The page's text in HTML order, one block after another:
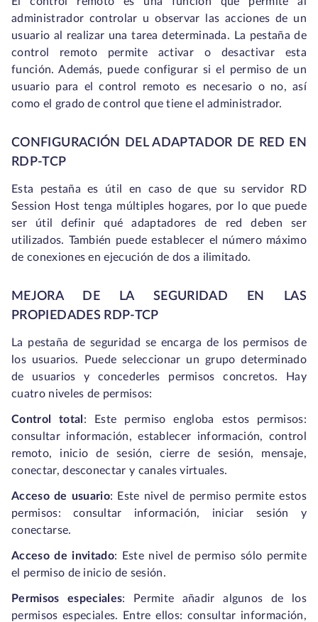
administrador controlar u observar las acciones de un
usuario al realizar una tarea determinada. La pestaña de
control remoto permite activar o desactivar esta
función. Además, puede configurar si el permiso de un
usuario para el control remoto es necesario o no, así
como el grado de control que tiene el administrador.
CONFIGURACIÓN DEL ADAPTADOR DE RED EN
RDP-TCP
Esta pestaña es útil en caso de que su servidor RD
Session Host tenga múltiples hogares, por lo que puede
ser útil definir qué adaptadores de red deben ser
utilizados. También puede establecer el número máximo
de conexiones en ejecución de dos a ilimitado.
MEJORA DE LA SEGURIDAD EN LAS
PROPIEDADES RDP-TCP
La pestaña de seguridad se encarga de los permisos de
los usuarios. Puede seleccionar un grupo determinado
de usuarios y concederles permisos concretos. Hay
cuatro niveles de permisos:
Control total : Este permiso engloba estos permisos:
consultar información, establecer información, control
remoto, inicio de sesión, cierre de sesión, mensaje,
conectar, desconectar y canales virtuales.
Acceso de usuario: Este nivel de permiso permite estos
permisos: consultar información, iniciar sesión y
conectarse.
Acceso de invitado: Este nivel de permiso sólo permite
el permiso de inicio de sesión.
Permisos especiales: Permite añadir algunos de los
permisos especiales. Entre ellos: consultar información,